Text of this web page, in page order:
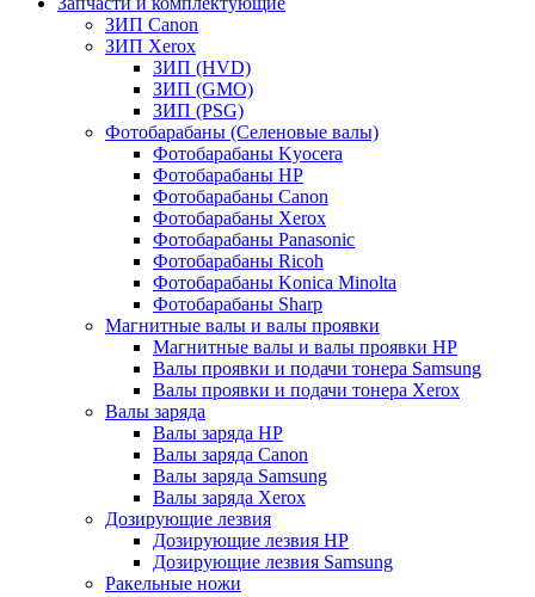
ЗИП Canon
ЗИП Xerox
ЗИП (HVD)
ЗИП (GMO)
ЗИП (PSG)
Фотобарабаны (Селеновые валы)
Фотобарабаны Kyocera
Фотобарабаны HP
Фотобарабаны Canon
Фотобарабаны Xerox
Фотобарабаны Panasonic
Фотобарабаны Ricoh
Фотобарабаны Konica Minolta
Фотобарабаны Sharp
Магнитные валы и валы проявки
Магнитные валы и валы проявки HP
Валы проявки и подачи тонера Samsung
Валы проявки и подачи тонера Xerox
Валы заряда
Валы заряда HP
Валы заряда Canon
Валы заряда Samsung
Валы заряда Xerox
Дозирующие лезвия
Дозирующие лезвия HP
Дозирующие лезвия Samsung
Ракельные ножи